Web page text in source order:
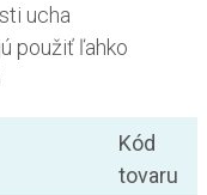
ucha
použiť ľahko
Kód
tovaru